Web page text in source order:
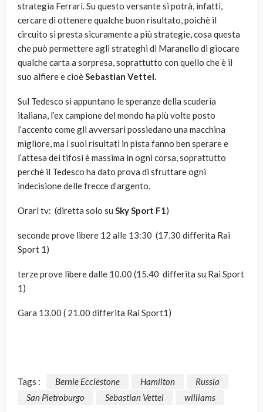
strategia Ferrari. Su questo versante si potrà, infatti,
cercare di ottenere qualche buon risultato, poichè il
circuito si presta sicuramente a più strategie, cosa questa
che può permettere agli strateghi di Maranello di giocare
qualche carta a sorpresa, soprattutto con quello che è il
suo alfiere e cioèSebastian Vettel.
Sul Tedesco si appuntano le speranze della scuderia
italiana, l’ex campione del mondo ha più volte posto
l’accento come gli avversari possiedano una macchina
migliore, ma i suoi risultati in pista fanno ben sperare e
l’attesa dei tifosi è massima in ogni corsa, soprattutto
perchè il Tedesco ha dato prova di sfruttare ogni
indecisione delle frecce d’argento.
Orari tv: (diretta solo su Sky Sport F1)
seconde prove libere 12 alle 13:30 (17.30 differita Rai
Sport 1)
terze prove libere dalle 10.00 (15.40 differita su Rai Sport
1)
Gara 13.00 ( 21.00 differita Rai Sport1)
Tags : Bernie Ecclestone Hamilton
Russia
San Pietroburgo
Sebastian Vettel williams